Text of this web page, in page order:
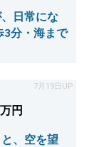
日常にな
3分・海まで
7月19日UP
円
、空を望